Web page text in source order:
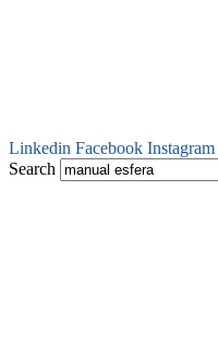
Linkedin Facebook Instagram
Search